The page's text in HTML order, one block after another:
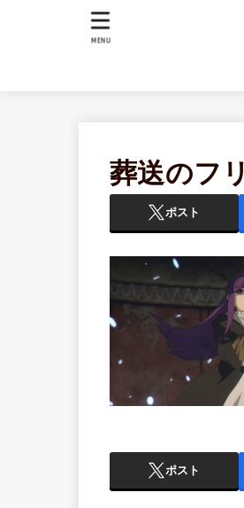
MENU
葬送のフ
ポスト
ポスト